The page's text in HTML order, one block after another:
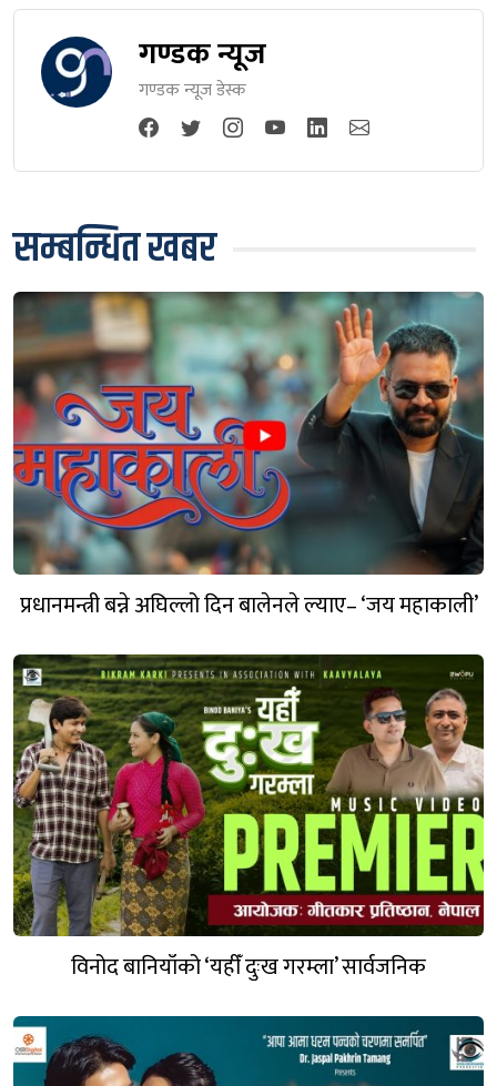
गण्डक न्यूज
गण्डक न्यूज डेस्क
सम्बन्धित खबर
प्रधानमन्त्री बन्ने अघिल्लो दिन बालेनले ल्याए– ‘जय महाकाली’
विनोद बानियाँको ‘यहीँ दुःख गरम्ला’ सार्वजनिक